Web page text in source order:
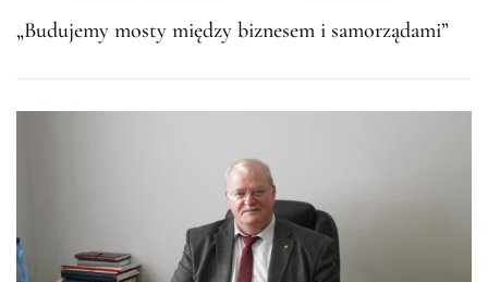
„Budujemy mosty między biznesem i samorządami”